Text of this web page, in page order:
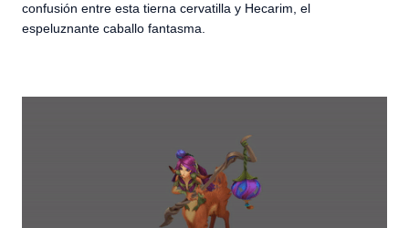
confusión entre esta tierna cervatilla y Hecarim, el
espeluznante caballo fantasma.